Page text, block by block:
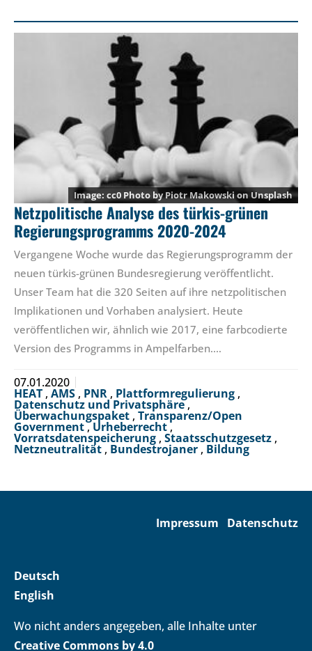
cc0 Photo byPiotr Makowskion Unsplash
Netzpolitische Analyse des türkis-grünen
Regierungsprogramms 2020-2024
Vergangene Woche wurde das Regierungsprogramm der
neuen türkis-grünen Bundesregierung veröffentlicht.
Unser Team hat die 320 Seiten auf ihre netzpolitischen
Implikationen und Vorhaben analysiert. Heute
veröffentlichen wir, ähnlich wie 2017, eine farbcodierte
Version des Programms in Ampelfarben.…
07.01.2020
HEAT , AMS , PNR , Plattformregulierung ,
Datenschutz und Privatsphäre,
Überwachungspaket , Transparenz/Open
Government,Urheberrecht,
Vorratsdatenspeicherung , Staatsschutzgesetz ,
Netzneutralität , Bundestrojaner , Bildung
Impressum Datenschutz
Deutsch
English
Wo nicht anders angegeben, alle Inhalte unter
Creative Commons by 4.0